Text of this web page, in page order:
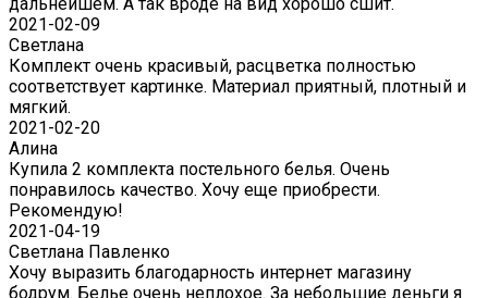
дальнейшем. А так вроде на вид хорошо сшит.
2021-02-09
Светлана
Комплект очень красивый, расцветка полностью
соответствует картинке. Материал приятный, плотный и
мягкий.
2021-02-20
Алина
Купила 2 комплекта постельного белья. Очень
понравилось качество. Хочу еще приобрести.
Рекомендую!
2021-04-19
Светлана Павленко
Хочу выразить благодарность интернет магазину
бодрум. Белье очень неплохое. За небольшие деньги я